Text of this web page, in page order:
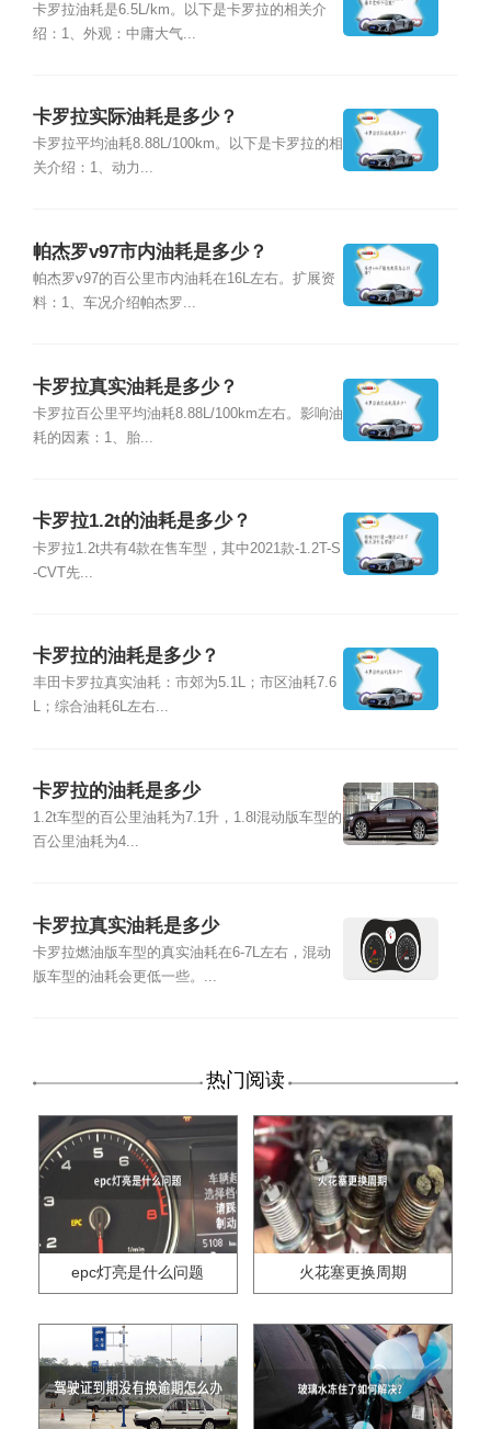
卡罗拉油耗是6.5L/km。以下是卡罗拉的相关介
绍：1、外观：中庸大气...
卡罗拉实际油耗是多少？
卡罗拉平均油耗8.88L/100km。以下是卡罗拉的相
关介绍：1、动力...
帕杰罗v97市内油耗是多少？
帕杰罗v97的百公里市内油耗在16L左右。扩展资
料：1、车况介绍帕杰罗...
卡罗拉真实油耗是多少？
卡罗拉百公里平均油耗8.88L/100km左右。影响油
耗的因素：1、胎...
卡罗拉1.2t的油耗是多少？
卡罗拉1.2t共有4款在售车型，其中2021款-1.2T-S
-CVT先...
卡罗拉的油耗是多少？
丰田卡罗拉真实油耗：市郊为5.1L；市区油耗7.6
L；综合油耗6L左右...
卡罗拉的油耗是多少
1.2t车型的百公里油耗为7.1升，1.8l混动版车型的
百公里油耗为4...
卡罗拉真实油耗是多少
卡罗拉燃油版车型的真实油耗在6-7L左右，混动
版车型的油耗会更低一些。...
热门阅读
epc灯亮是什么问题 火花塞更换周期